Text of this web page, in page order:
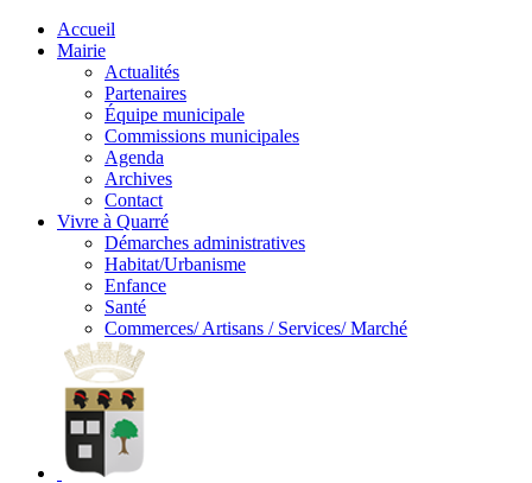
Accueil
Mairie
Actualités
Partenaires
Équipe municipale
Commissions municipales
Agenda
Archives
Contact
Vivre à Quarré
Démarches administratives
Habitat/Urbanisme
Enfance
Santé
Commerces/ Artisans / Services/ Marché